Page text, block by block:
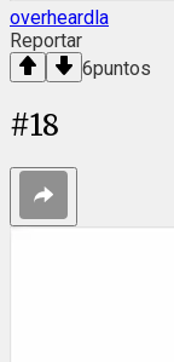
overheardla
Reportar
6puntos
#18